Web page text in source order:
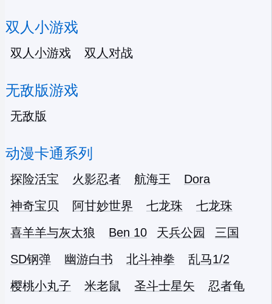
双人小游戏
双人小游戏 双人对战
无敌版游戏
无敌版
动漫卡通系列
探险活宝 火影忍者 航海王
Dora
神奇宝贝
阿甘妙世界 七龙珠
七龙珠
喜羊羊与灰太狼
Ben 10 天兵公园
三国
SD钢弹
幽游白书 北斗神拳
乱马1/2
樱桃小丸子
米老鼠 圣斗士星矢
忍者龟